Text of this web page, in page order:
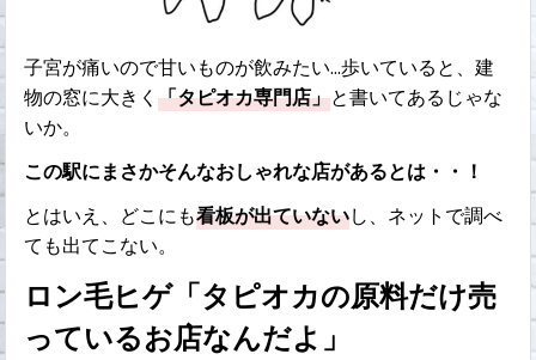
子宮が痛いので甘いものが飲みたい…歩いていると、建
物の窓に大きく「タピオカ専門店」と書いてあるじゃな
いか。
この駅にまさかそんなおしゃれな店があるとは・・！
とはいえ、どこにも看板が出ていないし、ネットで調べ
ても出てこない。
ロン毛ヒゲ「タピオカの原料だけ売
っているお店なんだよ」